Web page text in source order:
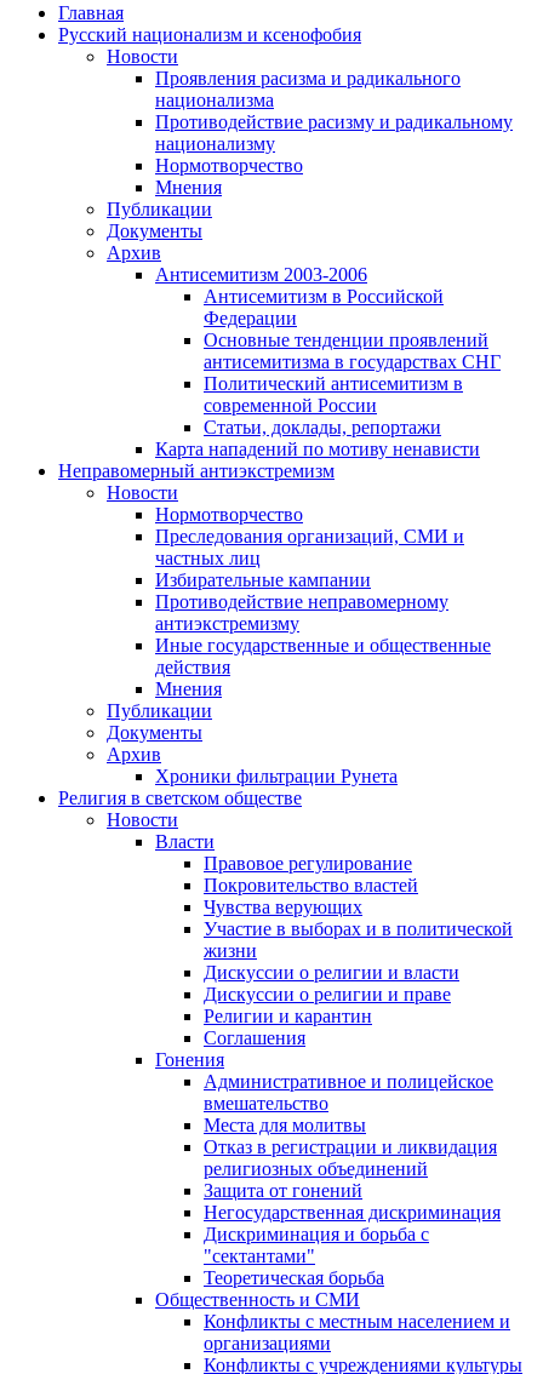
Главная
Русский национализм и ксенофобия
Новости
Проявления расизма и радикального
национализма
Противодействие расизму и радикальному
национализму
Нормотворчество
Мнения
Публикации
Документы
Архив
Антисемитизм 2003-2006
Антисемитизм в Российской
Федерации
Основные тенденции проявлений
антисемитизма в государствах СНГ
Политический антисемитизм в
современной России
Статьи, доклады, репортажи
Карта нападений по мотиву ненависти
Неправомерный антиэкстремизм
Новости
Нормотворчество
Преследования организаций, СМИ и
частных лиц
Избирательные кампании
Противодействие неправомерному
антиэкстремизму
Иные государственные и общественные
действия
Мнения
Публикации
Документы
Архив
Хроники фильтрации Рунета
Религия в светском обществе
Новости
Власти
Правовое регулирование
Покровительство властей
Чувства верующих
Участие в выборах и в политической
жизни
Дискуссии о религии и власти
Дискуссии о религии и праве
Религии и карантин
Соглашения
Гонения
Административное и полицейское
вмешательство
Места для молитвы
Отказ в регистрации и ликвидация
религиозных объединений
Защита от гонений
Негосударственная дискриминация
Дискриминация и борьба с
"сектантами"
Теоретическая борьба
Общественность и СМИ
Конфликты с местным населением и
организациями
Конфликты с учреждениями культуры